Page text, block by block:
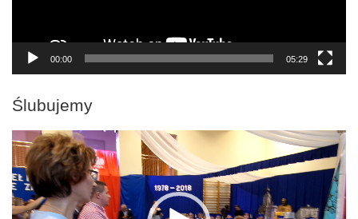
00:00 05:29
Ślubujemy
Odtwarzacz
video